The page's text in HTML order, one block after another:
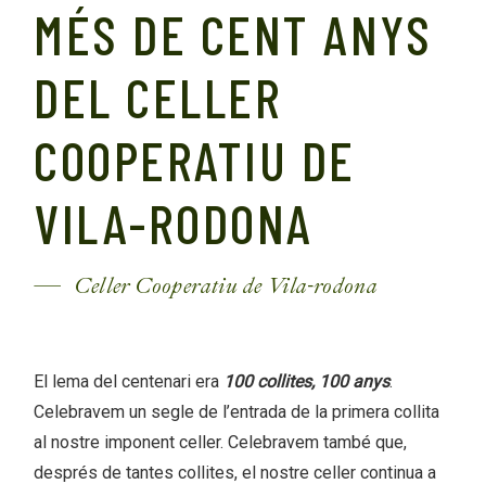
MÉS DE CENT ANYS
DEL CELLER
COOPERATIU DE
VILA-RODONA
Celler Cooperatiu de Vila-rodona
El lema del centenari era 100 collites, 100 anys.
Celebravem un segle de l’entrada de la primera collita
al nostre imponent celler. Celebravem també que,
després de tantes collites, el nostre celler continua a